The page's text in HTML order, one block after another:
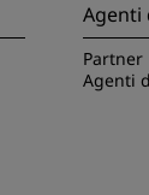
Agenti
Partner
Agenti